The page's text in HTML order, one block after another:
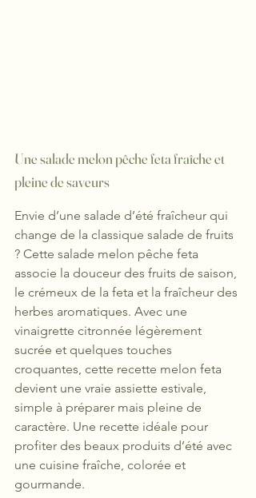
Une salade melon pêche feta fraîche et
pleine de saveurs
Envie d’une salade d’été fraîcheur qui
change de la classique salade de fruits
? Cette salade melon pêche feta
associe la douceur des fruits de saison,
le crémeux de la feta et la fraîcheur des
herbes aromatiques. Avec une
vinaigrette citronnée légèrement
sucrée et quelques touches
croquantes, cette recette melon feta
devient une vraie assiette estivale,
simple à préparer mais pleine de
caractère. Une recette idéale pour
profiter des beaux produits d’été avec
une cuisine fraîche, colorée et
gourmande.